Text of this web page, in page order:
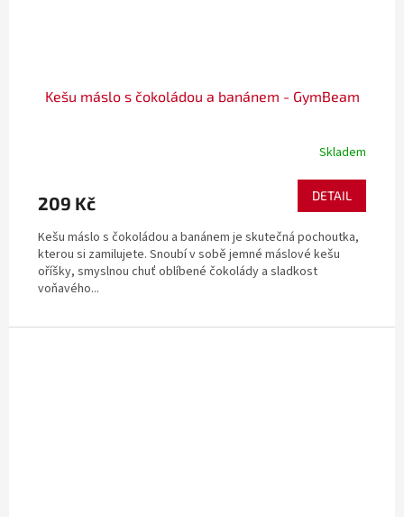
Kešu máslo s čokoládou a banánem - GymBeam
Skladem
209 Kč DETAIL
Kešu máslo s čokoládou a banánem je skutečná pochoutka,
kterou si zamilujete. Snoubí v sobě jemné máslové kešu
oříšky, smyslnou chuť oblíbené čokolády a sladkost
voňavého...